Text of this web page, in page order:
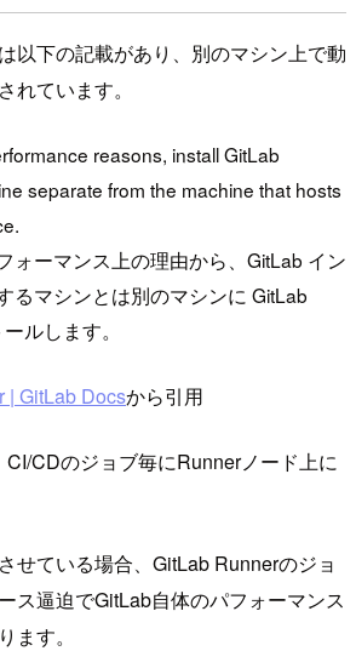
以下の記載があり、別のマシン上で動
れています。
reasons, install GitLab
separate from the machine that hosts
ォーマンス上の理由から、GitLab イン
るマシンとは別のマシンに GitLab
ルします。
| GitLab Docsから引用
CDのジョブ毎にRunnerノード上に
せている場合、GitLab Runnerのジョ
ス逼迫でGitLab自体のパフォーマンス
ます。